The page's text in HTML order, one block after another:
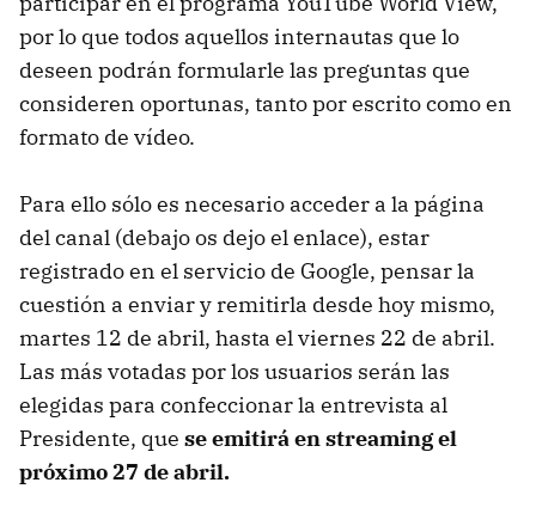
por lo que todos aquellos internautas que lo
deseen podrán formularle las preguntas que
consideren oportunas, tanto por escrito como en
formato de vídeo.
Para ello sólo es necesario acceder a la página
del canal (debajo os dejo el enlace), estar
registrado en el servicio de Google, pensar la
cuestión a enviar y remitirla desde hoy mismo,
martes 12 de abril, hasta el viernes 22 de abril.
Las más votadas por los usuarios serán las
elegidas para confeccionar la entrevista al
Presidente, que se emitirá en streaming el
próximo 27 de abril.